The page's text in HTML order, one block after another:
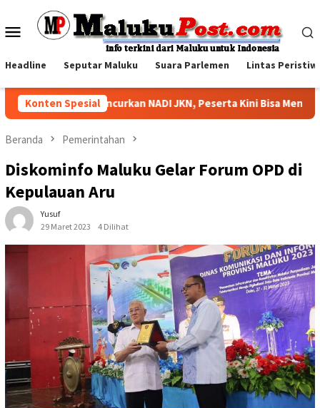
konten
Menu
Headline Seputar Maluku Suara Parlemen Lintas
Konten Spesial
Kesehatan Luncurkan NADI JKN, Peserta Kini Bisa Menabung
Beranda Pemerintahan
Diskominfo Maluku Gelar Forum OPD di
Kepulauan Aru
Yusuf
29 Maret 2023
4 Dilihat